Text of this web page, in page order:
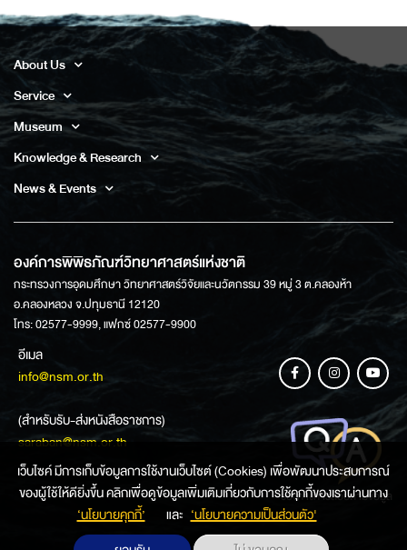
About Us
Service
Museum
Knowledge & Research
News & Events
องค์การพิพิธภัณฑ์วิทยาศาสตร์แห่งชาติ
กระทรวงการอุดมศึกษา วิทยาศาสตร์วิจัยและนวัตกรรม 39 หมู่ 3 ต.คลองห้า
อ.คลองหลวง จ.ปทุมธานี 12120
โทร: 02577-9999, แฟกซ์ 02577-9900
อีเมล
info@nsm.or.th
(สำหรับรับ-ส่งหนังสือราชการ)
saraban@nsm.or.th
ช่องทางการสอบถามข้อมูล
เว็บไซค์ มีการเก็บข้อมูลการใช้งานเว็บไซต์ (Cookies) เพื่อพัฒนาประสบการณ์
ของผู้ใช้ให้ดียิ่งขึ้น คลิกเพื่อดูข้อมูลเพิ่มเติมเกี่ยวกับการใช้คุกกี้ของเราผ่านทาง
‘นโยบายคุกกี้’
และ ‘นโยบายความเป็นส่วนตัว'